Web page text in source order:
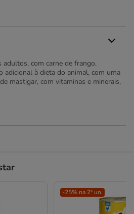
com carne de frango,
adicional à dieta do animal, com uma
mastigar, com vitaminas e minerais,
-25% na 2ª un.